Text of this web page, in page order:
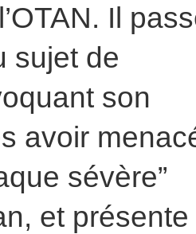
Il
sujet de
son
avoir
sévère”
et présente